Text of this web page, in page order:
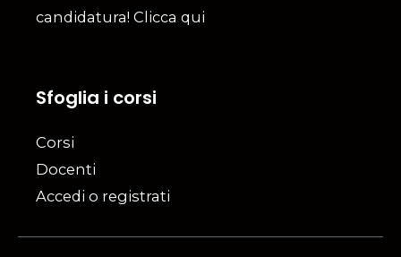
candidatura! Clicca qui
Sfoglia i corsi
Corsi
Docenti
Accedi o registrati